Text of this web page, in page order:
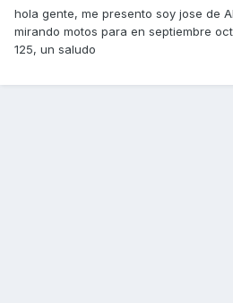
hola gente, me presento soy jose de
mirando motos para en septiembre
125, un saludo